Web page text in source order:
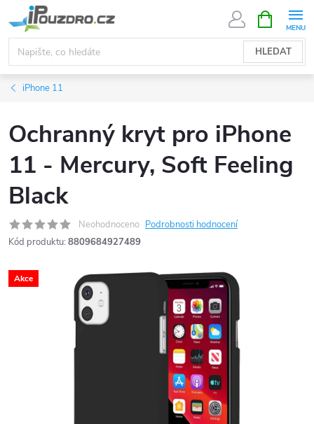
na
obsah
HLEDAT
NÁKUPNÍ
KOŠÍK
iPhone 11
Ochranný kryt pro iPhone
11 - Mercury, Soft Feeling
Black
Neohodnoceno Podrobnosti hodnocení
Kód produktu: 8809684927489
Akce